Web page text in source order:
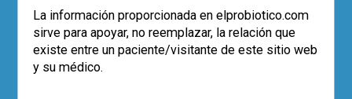
desde el Big Bang para ver con
perspectiva la aparición de las bacterias
y la nuestra propia.
Leer más
La información proporcionada en elprobiotico.com
sirve para apoyar, no reemplazar, la relación que
existe entre un paciente/visitante de este sitio web
y su médico.